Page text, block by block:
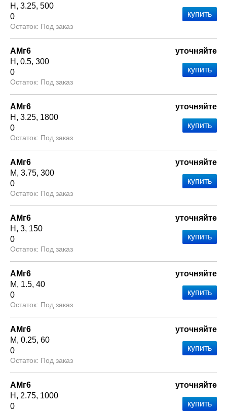
Н
3.25 500
0
Под заказ
АМг6
Н
0.5 300
0
Под заказ
уточняйте
АМг6
Н
3.25 1800
0
Под заказ
уточняйте
АМг6
М 3.75 300
0
Под заказ
уточняйте
АМг6
Н
3 150
0
Под заказ
уточняйте
АМг6
М
1.5 40
0
Под заказ
уточняйте
АМг6
М 0.25 60
0
Под заказ
уточняйте
АМг6
Н
2.75 1000
0
уточняйте